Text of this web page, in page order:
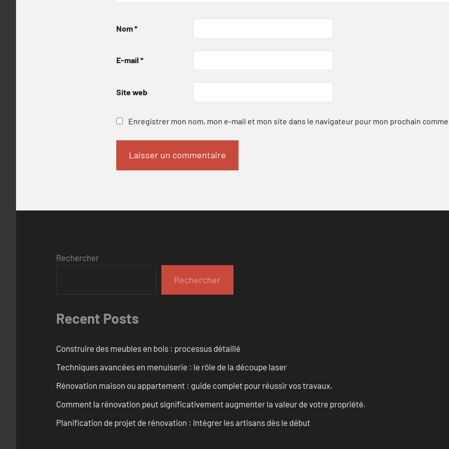
Nom*
E-mail *
Site web
Enregistrer mon nom, mon e-mail et mon site dans le navigateur pour mon prochain
Rechercher
Rechercher
Recent Posts
Construire des meubles en bois : processus détaillé
Techniques avancées en menuiserie : le rôle de la découpe laser
Rénovation maison ou appartement : guide complet pour réussir vos travaux.
Comment la rénovation peut significativement augmenter la valeur de votre propriété.
Planification de projet de rénovation : Intégrer les artisans dès le début